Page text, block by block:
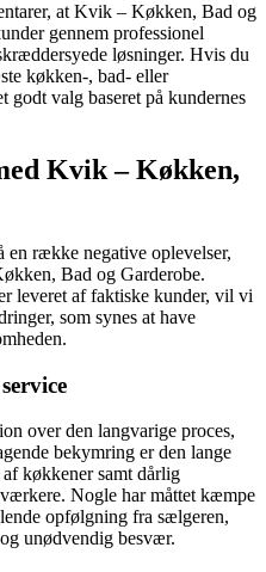
at Kvik – Køkken, Bad og
gennem professionel
løsninger. Hvis du
køkken-, bad- eller
valg baseret på kundernes
Kvik – Køkken,
række negative oplevelser,
Bad og Garderobe.
leveret af faktiske kunder, vil vi
som synes at have
over den langvarige proces,
bekymring er den lange
køkkener samt dårlig
Nogle har måttet kæmpe
opfølgning fra sælgeren,
unødvendig besvær.